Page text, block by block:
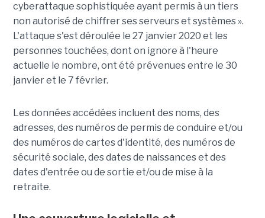
cyberattaque sophistiquée ayant permis à un tiers
non autorisé de chiffrer ses serveurs et systèmes ».
L'attaque s'est déroulée le 27 janvier 2020 et les
personnes touchées, dont on ignore à l'heure
actuelle le nombre, ont été prévenues entre le 30
janvier et le 7 février.
Les données accédées incluent des noms, des
adresses, des numéros de permis de conduire et/ou
des numéros de cartes d'identité, des numéros de
sécurité sociale, des dates de naissances et des
dates d'entrée ou de sortie et/ou de mise à la
retraite.